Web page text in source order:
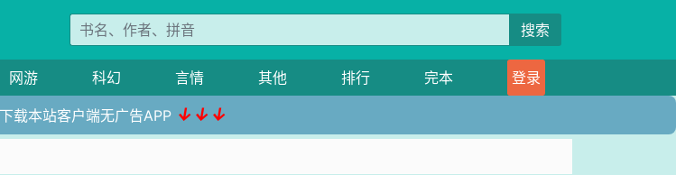
搜索
网游 科幻 言情 其他 排行 完本 登录
载本站客户端无广告APP ↓↓↓